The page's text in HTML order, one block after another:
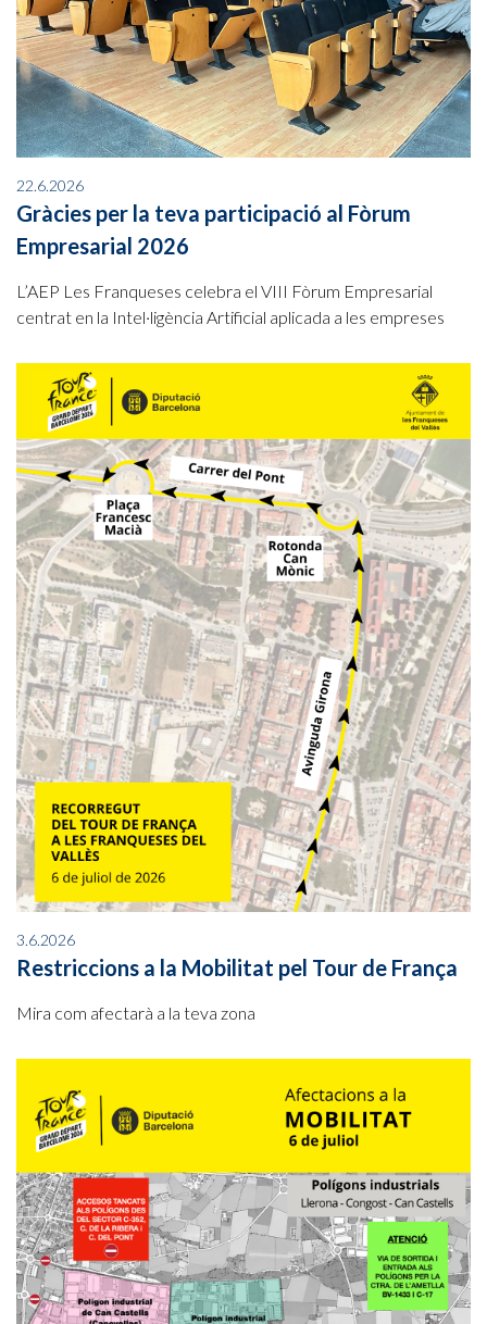
22.6.2026
Gràcies per la teva participació al Fòrum
Empresarial 2026
L’AEP Les Franqueses celebra el VIII Fòrum Empresarial
centrat en la Intel·ligència Artificial aplicada a les empreses
3.6.2026
Restriccions a la Mobilitat pel Tour de França
Mira com afectarà a la teva zona